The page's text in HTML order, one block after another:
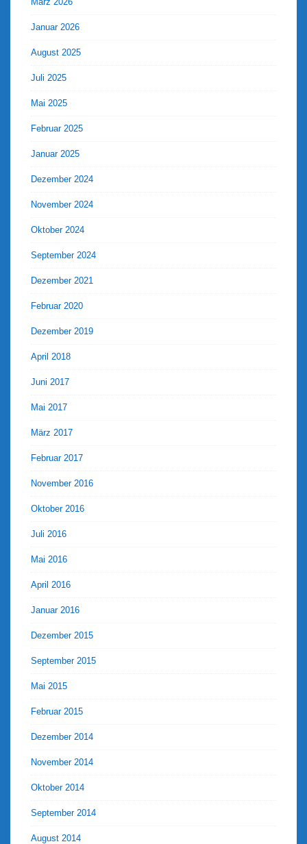
Januar 2026
August 2025
Juli 2025
Mai 2025
Februar 2025
Januar 2025
Dezember 2024
November 2024
Oktober 2024
September 2024
Dezember 2021
Februar 2020
Dezember 2019
April 2018
Juni 2017
Mai 2017
März 2017
Februar 2017
November 2016
Oktober 2016
Juli 2016
Mai 2016
April 2016
Januar 2016
Dezember 2015
September 2015
Mai 2015
Februar 2015
Dezember 2014
November 2014
Oktober 2014
September 2014
August 2014